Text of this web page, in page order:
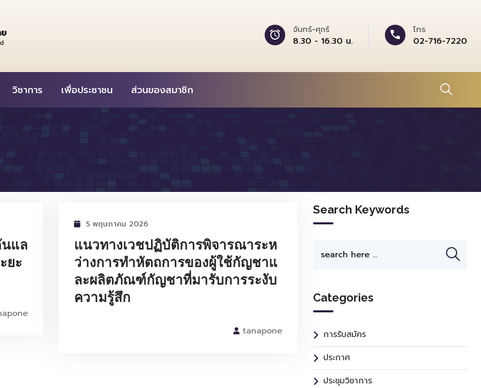
จันทร์-ศุกร์
8.30 - 16.30 น.
โทร
02-716-7220
วิชาการ เพื่อประชาชน ส่วนของสมาชิก
นแล
ยะ
5 พฤษภาคม 2026
แนวทางเวชปฏิบัติการพิจารณาระห
ว่างการทำหัตถการของผู้ใช้กัญชาแ
ละผลิตภัณฑ์กัญชาที่มารับการระงับ
ความรู้สึก
tanapone
Search Keywords
Categories
การรับสมัคร
ประกาศ
ประชุมวิชาการ